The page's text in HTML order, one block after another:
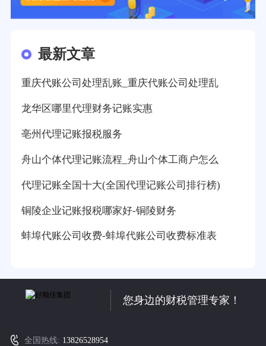
最新文章
重庆代账公司处理乱账_重庆代账公司处理乱
龙华区哪里代理财务记账实惠
亳州代理记账报税服务
舟山个体代理记账流程_舟山个体工商户怎么
代理记账全国十大(全国代理记账公司排行榜)
铜陵企业记账报税哪家好-铜陵财务
蚌埠代账公司收费-蚌埠代账公司收费标准表
您身边的财税管理专家！
全国热线: 13826528954